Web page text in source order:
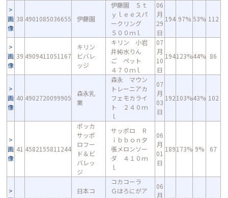
画
像
38 4901085036655 伊藤園
伊藤園 Ｓｔ
ｙｌｅｅスパ
ークリング
５００ｍｌ
06
月
29
日
194 97% 53% 112
画
像
39 4909411051167
キリン
ビバレ
ッジ
キリン 小岩
井純水りん
ご ペット
４７０ｍｌ
07
月
10
日
194123%44% 86
画
像
40 4902720099905
森永乳
業
森永 マウン
トレーニアカ
フェモカライ
ト ２４０ｍ
ｌ
07
月
03
日
192103%43% 102
画
像
41 4582155811244
ポッカ
サッポ
ロフー
ド＆ビ
バレッ
ジ
サッポロ Ｒ
ｉｂｂｏｎ夕
張メロンソー
ダ ４１０ｍ
ｌ
06
月
01
日
189173% 9% 67
日本コ
コカコーラ
Ｇほろにがア
06
月